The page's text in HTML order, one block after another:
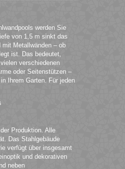
werden Sie
von 1,5 m sinkt das
Metallwänden – ob
ist. Das bedeutet,
verschiedenen
oder Seitenstützen –
Ihrem Garten. Für jeden
Produktion. Alle
Das Stahlgebäude
verfügt über insgesamt
und dekorativen
neben